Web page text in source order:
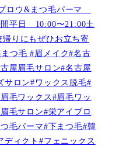
ロウ&まつ毛パーマ
平日 10:00〜21:00土
りにもぜひお立ち寄
つ毛 #眉メイク#名古
屋眉毛サロン#名古屋
サロン#ワックス脱毛#
毛ワックス#眉毛ワッ
毛サロン#栄アイブロ
毛パーマ#下まつ毛#韓
ディクト#フェニックス